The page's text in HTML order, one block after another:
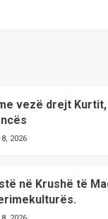
vezë drejt
2026
në Krushë të